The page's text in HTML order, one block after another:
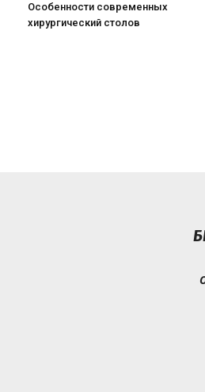
Особенности современных
хирургический столов